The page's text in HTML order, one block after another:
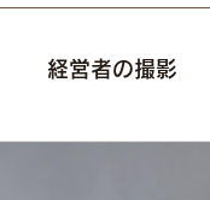
経営者の撮影